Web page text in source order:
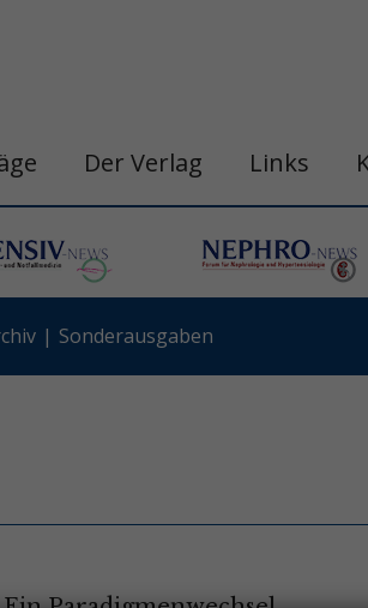
Der Verlag Links
Sonderausgaben